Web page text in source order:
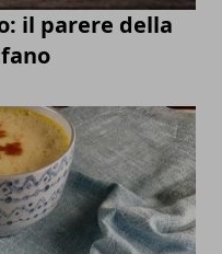
il parere della